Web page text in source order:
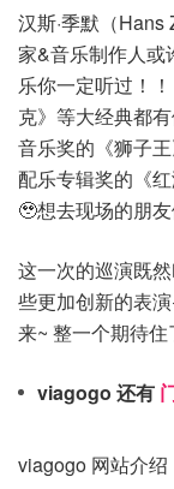
汉斯·季默（
家&音乐制作人或
乐你一定听过！
克》等大经典都
音乐奖的《狮子
配乐专辑奖的《
🥹想去现场的朋
这一次的巡演既
些更加创新的表
来~ 整一个期待住
viagogo 还有
viagogo 网站介绍